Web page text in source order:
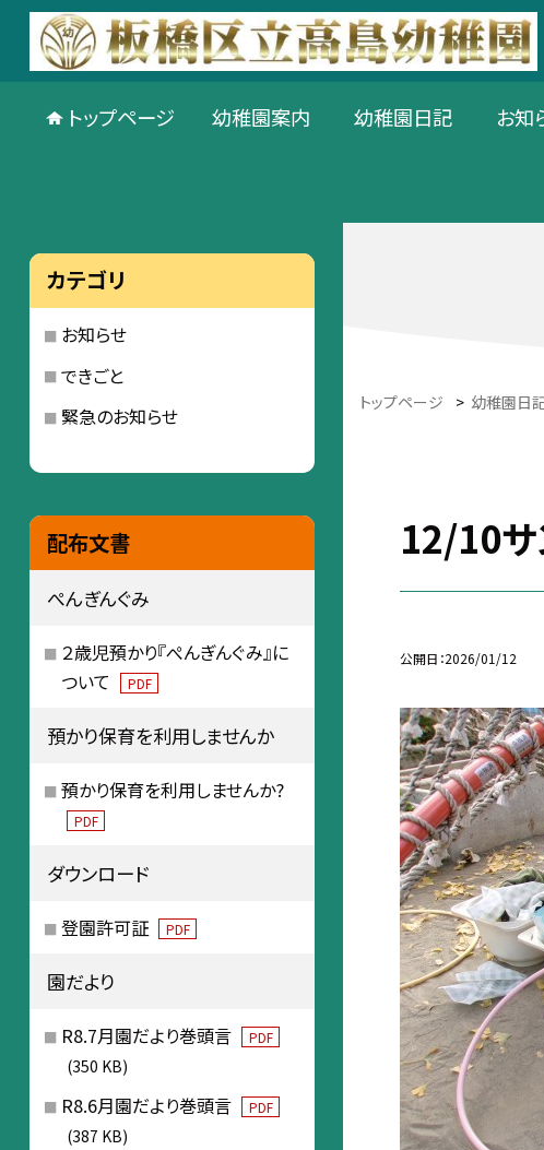
トップページ 幼稚園案内 幼稚園日記 お知
トップページ > 幼稚園日
12/10サ
公開日 2026/01/12
カテゴリ
お知らせ
できごと
緊急のお知らせ
配布文書
ぺんぎんぐみ
２歳児預かり『ぺんぎんぐみ』に
ついて
PDF
預かり保育を利用しませんか
預かり保育を利用しませんか?
PDF
ダウンロード
登園許可証 PDF
園だより
R8.7月園だより巻頭言 PDF
(350 KB)
R8.6月園だより巻頭言 PDF
(387 KB)